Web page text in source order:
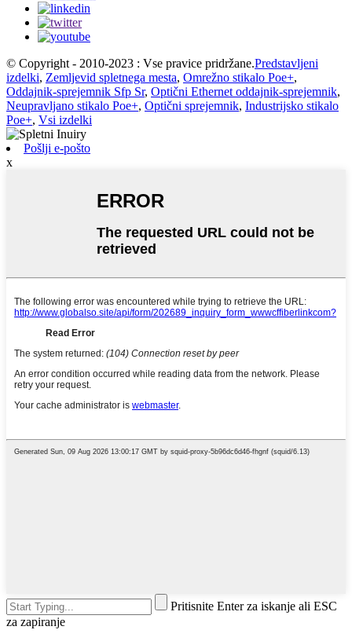
© Copyright - 2010-2023 : Vse pravice pridržane.Predstavljeni
izdelki, Zemljevid spletnega mesta, Omrežno stikalo Poe+,
Oddajnik-sprejemnik Sfp Sr, Optični Ethernet oddajnik-sprejemnik,
Neupravljano stikalo Poe+, Optični sprejemnik, Industrijsko stikalo
Poe+, Vsi izdelki
Pošlji e-pošto
x
Pritisnite Enter za iskanje ali ESC
za zapiranje